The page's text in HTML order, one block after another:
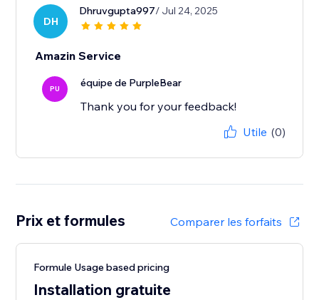
DH
Dhruvgupta997/ Jul 24, 2025
Amazin Service
PU équipe de PurpleBear
Thank you for your feedback!
Utile (0)
Prix et formules Comparer les forfaits
Formule Usage based pricing
Installation gratuite